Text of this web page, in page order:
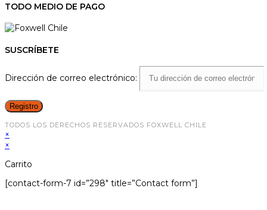
TODO MEDIO DE PAGO
SUSCRÍBETE
Dirección de correo electrónico:
TODOS LOS DERECHOS RESERVADOS FOXWELL CHILE
×
×
Carrito
[contact-form-7 id=”298″ title=”Contact form”]